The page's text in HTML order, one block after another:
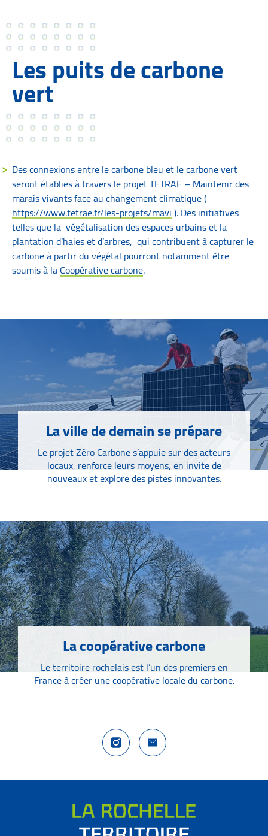
Les puits de carbone
vert
Des connexions entre le carbone bleu et le carbone vert
seront établies à travers le projet TETRAE – Maintenir des
marais vivants face au changement climatique (
https://www.tetrae.fr/les-projets/mavi). Des initiatives
telles que la végétalisation des espaces urbains et la
plantation d’haies et d’arbres, qui contribuent à capturer le
carbone à partir du végétal pourront notamment être
soumis à laCoopérative carbone.
La ville de demain se prépare
Le projet Zéro Carbone s’appuie sur des acteurs
locaux, renforce leurs moyens, en invite de
nouveaux et explore des pistes innovantes.
La coopérative carbone
Le territoire rochelais est l’un des premiers en
France à créer une coopérative locale du carbone.
Compte Instagram La Rochelle
Nous contacter